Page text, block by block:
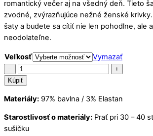
61.50€.24.60€.
romantický večer aj na všedný deň. Tieto
zvodné, zvýrazňujúce nežné ženské
šaty a budete sa cítiť nie len pohodlne, ale
neodolateľne.
Veľkosť Vymazať
−
množstvo
Šaty
čokoládové
nanuky
+
Kúpiť
Materiály: 97% bavlna / 3% Elastan
Starostlivosť o materiály: Prať pri 30 – 40
sušičku